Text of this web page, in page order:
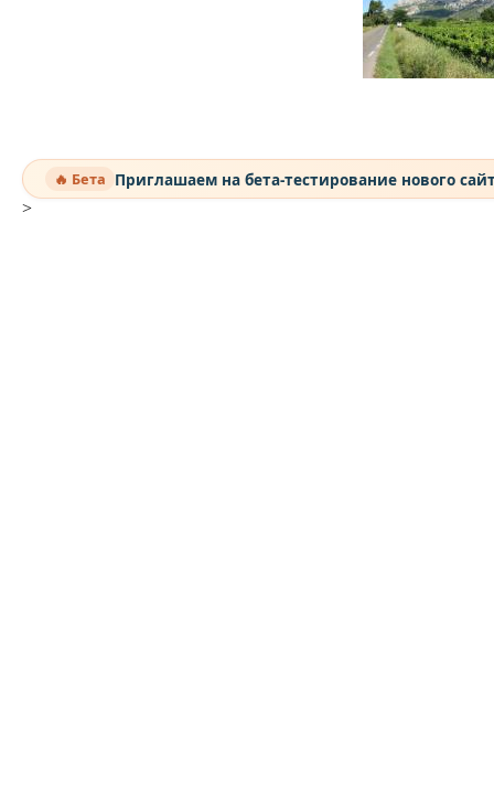
🔥 Бета Приглашаем на бета-тестирование нового
>